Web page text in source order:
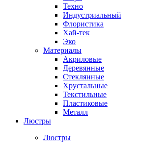
Техно
Индустриальный
Флористика
Хай-тек
Эко
Материалы
Акриловые
Деревянные
Стеклянные
Хрустальные
Текстильные
Пластиковые
Металл
Люстры
Люстры